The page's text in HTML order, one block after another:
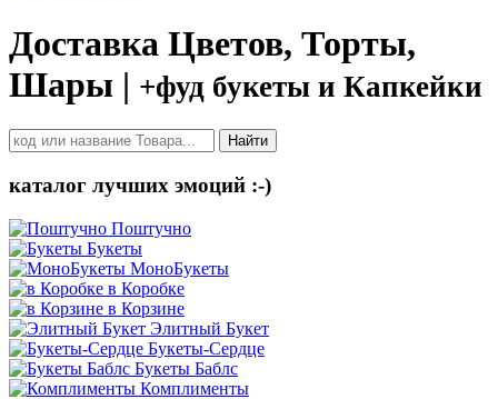
Доставка Цветов, Торты,
Шары | +фуд букеты и Капкейки
Найти
каталог лучших эмоций :-)
Поштучно
Букеты
МоноБукеты
в Коробке
в Корзине
Элитный Букет
Букеты-Сердце
Букеты Баблс
Комплименты